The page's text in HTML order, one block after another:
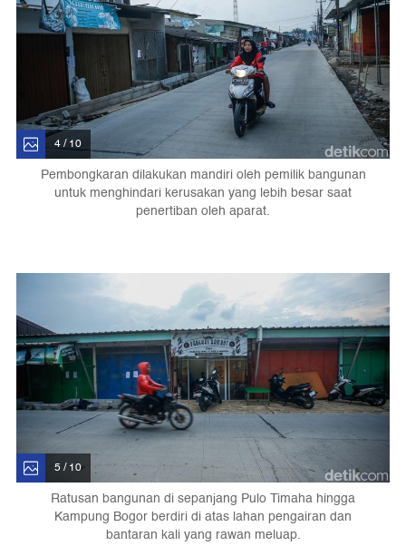
4 / 10
Pembongkaran dilakukan mandiri oleh pemilik bangunan
untuk menghindari kerusakan yang lebih besar saat
penertiban oleh aparat.
5 / 10
Ratusan bangunan di sepanjang Pulo Timaha hingga
Kampung Bogor berdiri di atas lahan pengairan dan
bantaran kali yang rawan meluap.